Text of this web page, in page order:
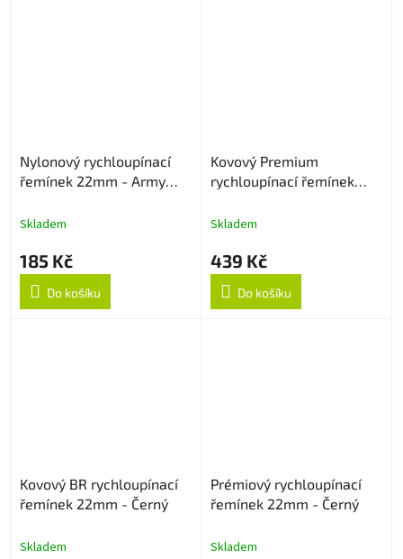
Nylonový rychloupínací
řemínek 22mm - Army
Skladem
185 Kč
Do košíku
Kovový Premium
rychloupínací řemínek
Skladem
439 Kč
Do košíku
Kovový BR rychloupínací
řemínek 22mm - Černý
Skladem
Prémiový rychloupínací
řemínek 22mm - Černý
Skladem